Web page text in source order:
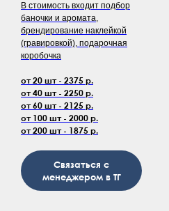
В стоимость входит подбор
баночки и аромата,
брендирование наклейкой
(гравировкой), подарочная
коробочка
от 20 шт - 2375 р.
от 40 шт - 2250 р.
от 60 шт - 2125 р.
от 100 шт - 2000 р.
от 200 шт - 1875 р.
Связаться с
менеджером в ТГ